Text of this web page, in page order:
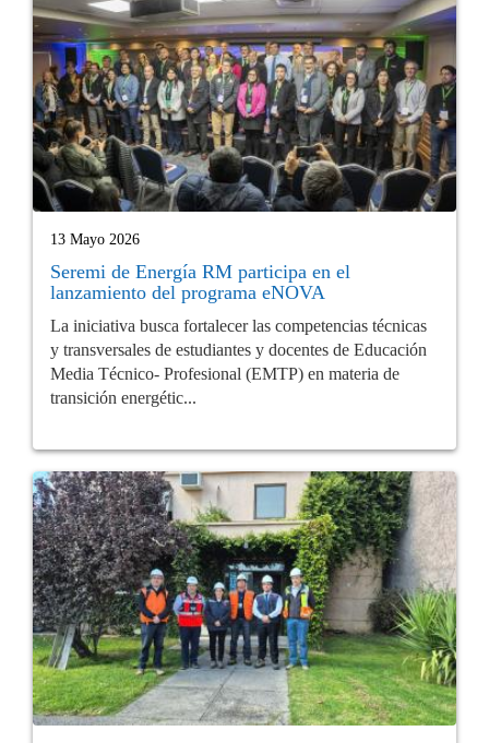
13 Mayo 2026
Seremi de Energía RM participa en el
lanzamiento del programa eNOVA
La iniciativa busca fortalecer las competencias técnicas
y transversales de estudiantes y docentes de Educación
Media Técnico- Profesional (EMTP) en materia de
transición energétic...